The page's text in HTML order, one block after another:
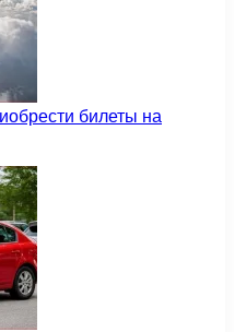
билеты на